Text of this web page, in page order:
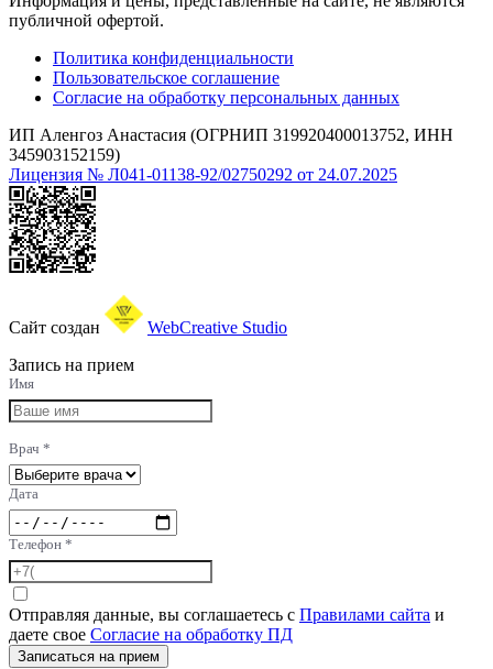
публичной офертой.
Политика конфиденциальности
Пользовательское соглашение
Согласие на обработку персональных данных
ИП Аленгоз Анастасия (ОГРНИП 319920400013752, ИНН
345903152159)
Лицензия № Л041-01138-92/02750292 от 24.07.2025
Сайт создан
WebCreative Studio
Запись на прием
Имя
Врач *
Дата
Телефон *
Отправляя данные, вы соглашаетесь с Правилами сайта и
даете свое Согласие на обработку ПД
Записаться на прием